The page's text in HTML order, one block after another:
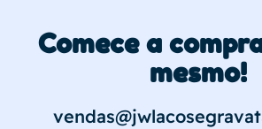
Comece a
mesmo!